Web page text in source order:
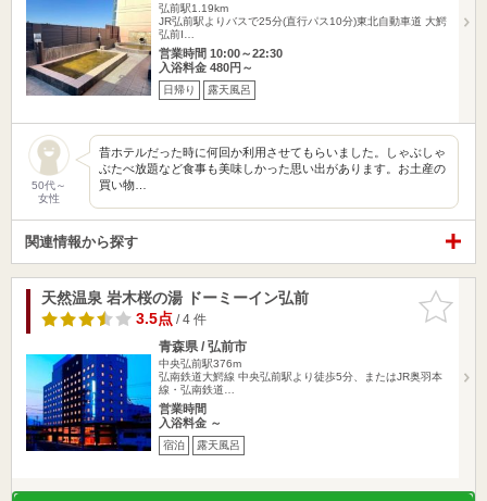
弘前駅1.19km
JR弘前駅よりバスで25分(直行パス10分)東北自動車道 大鰐
弘前I…
営業時間 10:00～22:30
入浴料金 480円～
日帰り 露天風呂
50代～
女性
昔ホテルだった時に何回か利用させてもらいました。しゃぶしゃ
ぶたべ放題など食事も美味しかった思い出があります。お土産の
買い物…
関連情報から探す
お気に入
りに追加
天然温泉 岩木桜の湯 ドーミーイン弘前
3.5点/ 4 件
青森県 / 弘前市
中央弘前駅376m
弘南鉄道大鰐線 中央弘前駅より徒歩5分、またはJR奥羽本
線・弘南鉄道…
営業時間
入浴料金 ～
宿泊 露天風呂